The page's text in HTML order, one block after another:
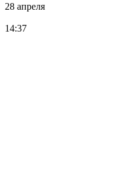
28 апреля
14:37